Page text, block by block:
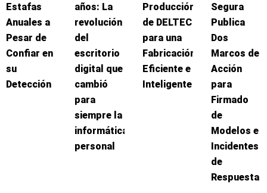
Estafas
Anuales a
Pesar de
Confiar en
su
Detección
años: La
revolución
del
escritorio
digital que
cambió
para
siempre la
informática
personal
Producción
de DELTEC
para una
Fabricación
Eficiente e
Inteligente
Segura
Publica
Dos
Marcos de
Acción
para
Firmado
de
Modelos e
Incidentes
de
Respuesta